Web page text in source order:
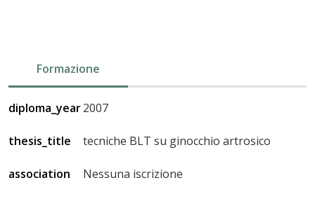
Formazione
diploma_year2007
thesis_title tecniche BLT su ginocchio artrosico
association Nessuna iscrizione